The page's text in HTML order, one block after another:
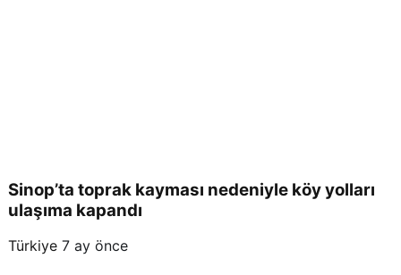
Sinop’ta toprak kayması nedeniyle köy yolları
ulaşıma kapandı
Türkiye 7 ay önce